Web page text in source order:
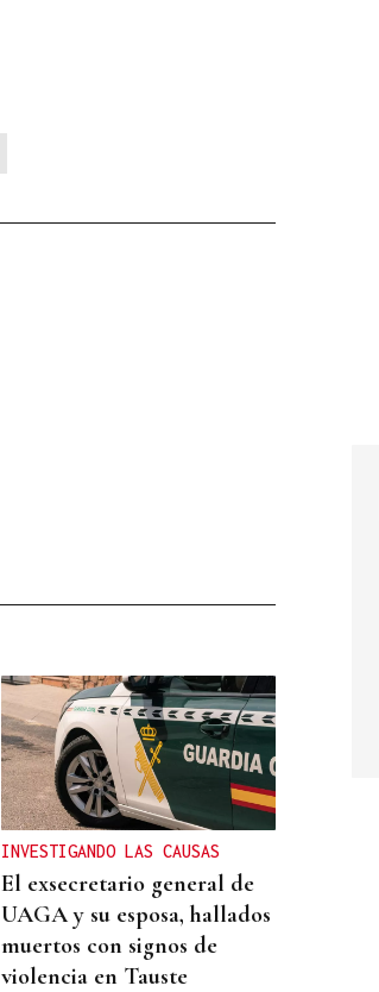
INVESTIGANDO LAS CAUSAS
El exsecretario general de
UAGA y su esposa, hallados
muertos con signos de
violencia en Tauste